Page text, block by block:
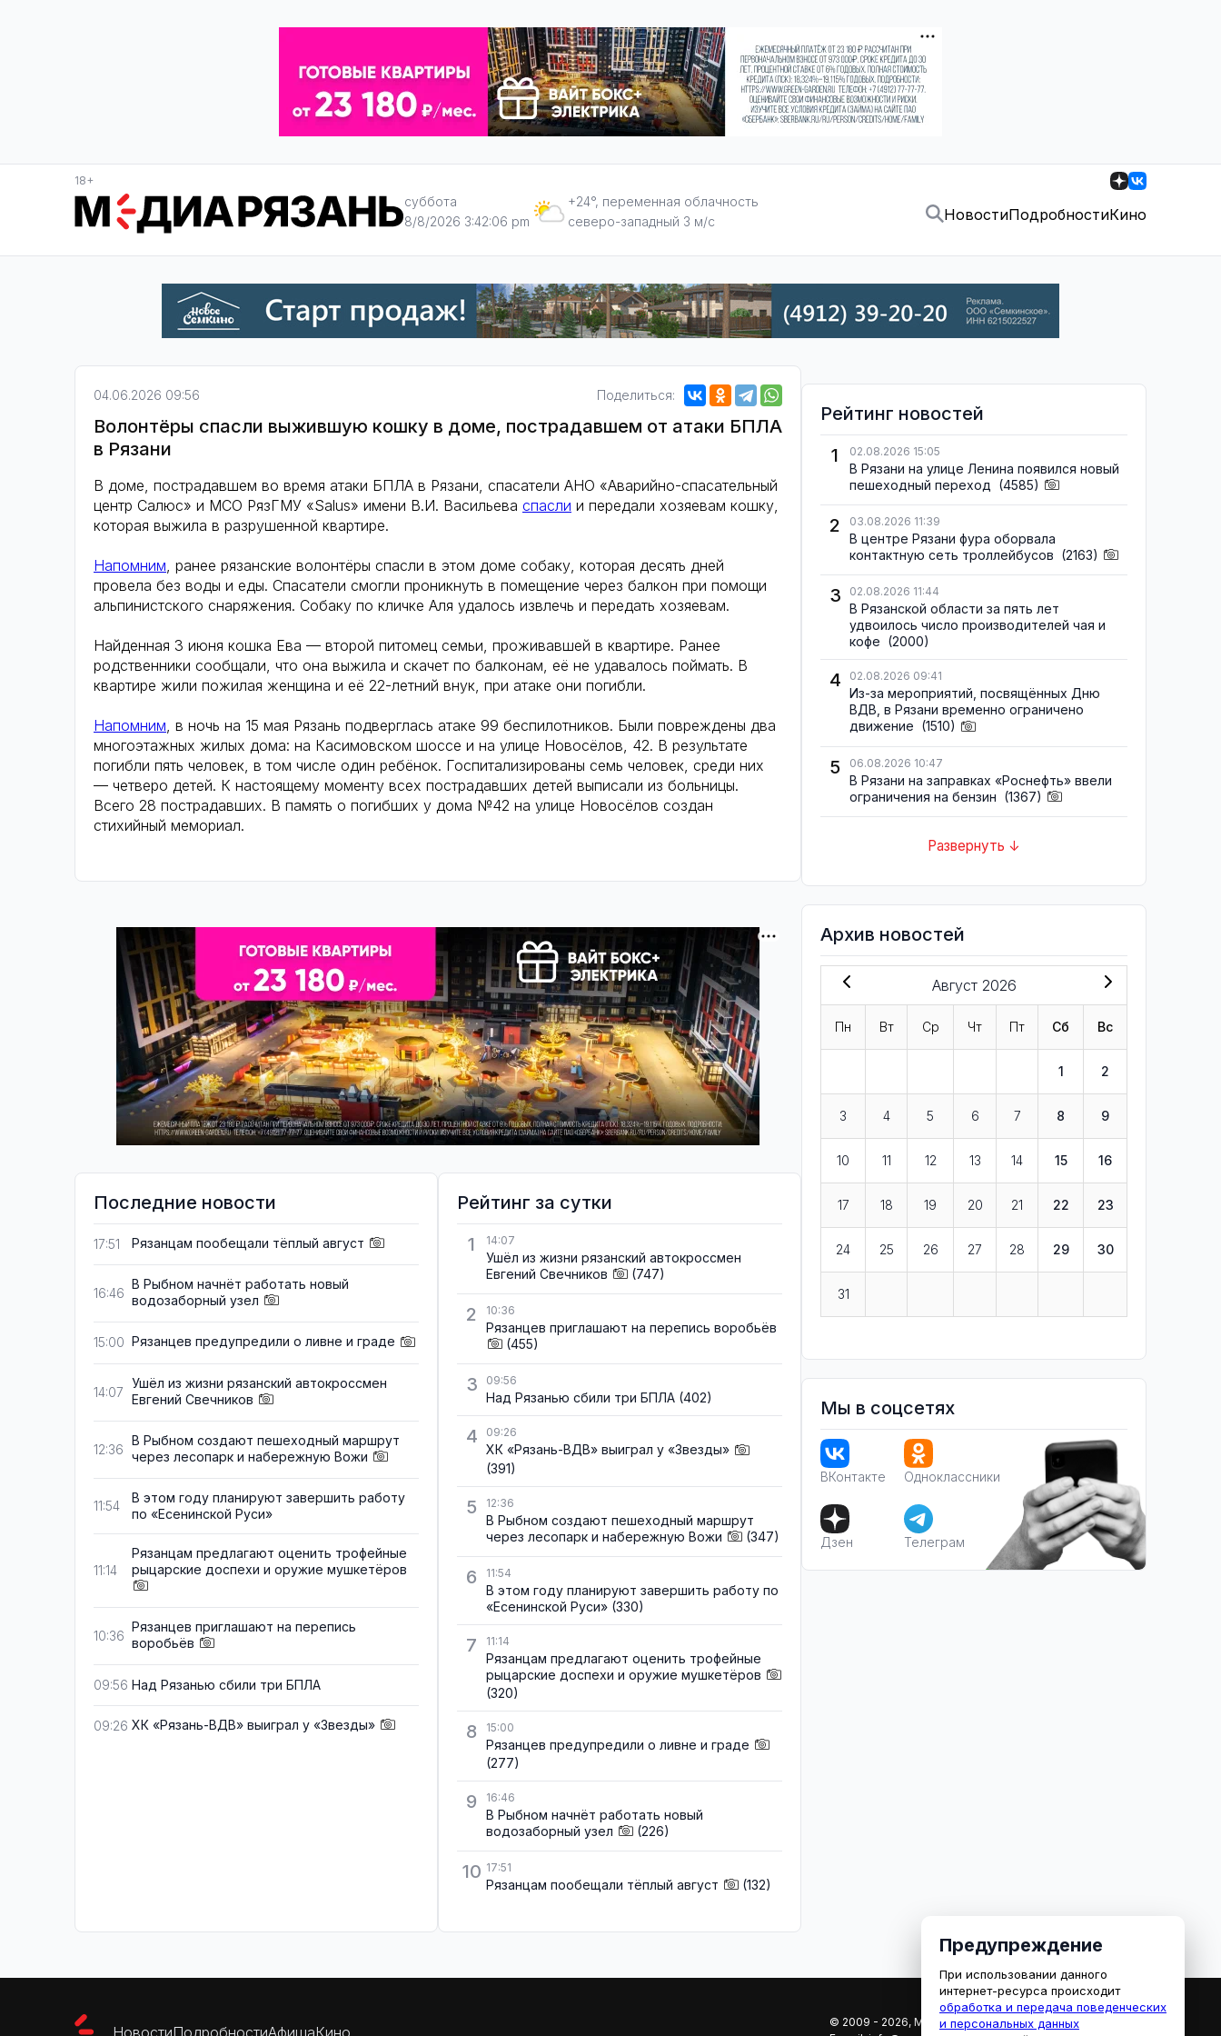
18+
суббота
8/8/2026 3:42:06 pm
+24°, переменная облачность
северо-западный 3 м/с
НовостиПодробностиКино
04.06.2026 09:56 Поделиться:
Волонтёры спасли выжившую кошку в доме, пострадавшем от атаки БПЛА
в Рязани
В доме, пострадавшем во время атаки БПЛА в Рязани, спасатели АНО «Аварийно-спасательный
центр Салюс» и МСО РязГМУ «Salus» имени В.И. Васильева спасли и передали хозяевам кошку,
которая выжила в разрушенной квартире.
Напомним, ранее рязанские волонтёры спасли в этом доме собаку, которая десять дней
провела без воды и еды. Спасатели смогли проникнуть в помещение через балкон при помощи
альпинистского снаряжения. Собаку по кличке Аля удалось извлечь и передать хозяевам.
Найденная 3 июня кошка Ева — второй питомец семьи, проживавшей в квартире. Ранее
родственники сообщали, что она выжила и скачет по балконам, еë не удавалось поймать. В
квартире жили пожилая женщина и еë 22-летний внук, при атаке они погибли.
Напомним, в ночь на 15 мая Рязань подверглась атаке 99 беспилотников. Были повреждены два
многоэтажных жилых дома: на Касимовском шоссе и на улице Новосёлов, 42. В результате
погибли пять человек, в том числе один ребёнок. Госпитализированы семь человек, среди них
— четверо детей. К настоящему моменту всех пострадавших детей выписали из больницы.
Всего 28 пострадавших. В память о погибших у дома №42 на улице Новосёлов создан
стихийный мемориал.
Последние новости
17:51 Рязанцам пообещали тёплый август
16:46
В Рыбном начнёт работать новый
водозаборный узел
15:00 Рязанцев предупредили о ливне и граде
14:07
Ушёл из жизни рязанский автокроссмен
Евгений Свечников
12:36
В Рыбном создают пешеходный маршрут
через лесопарк и набережную Вожи
11:54
В этом году планируют завершить работу
по «Есенинской Руси»
11:14
Рязанцам предлагают оценить трофейные
рыцарские доспехи и оружие мушкетёров
10:36
Рязанцев приглашают на перепись
воробьёв
09:56 Над Рязанью сбили три БПЛА
09:26 ХК «Рязань-ВДВ» выиграл у «Звезды»
Рейтинг за сутки
1
14:07
Ушёл из жизни рязанский автокроссмен
Евгений Свечников
(747)
2 10:36
Рязанцев приглашают на перепись воробьёв
(455)
3 09:56
Над Рязанью сбили три БПЛА (402)
4 09:26
ХК «Рязань-ВДВ» выиграл у «Звезды»
(391)
5 12:36
В Рыбном создают пешеходный маршрут
через лесопарк и набережную Вожи
(347)
6 11:54
В этом году планируют завершить работу по
«Есенинской Руси» (330)
7 11:14
Рязанцам предлагают оценить трофейные
рыцарские доспехи и оружие мушкетёров
(320)
8 15:00
Рязанцев предупредили о ливне и граде
(277)
9 16:46
В Рыбном начнёт работать новый
водозаборный узел
(226)
10 17:51
Рязанцам пообещали тёплый август (132)
Рейтинг новостей
1
02.08.2026 15:05
В Рязани на улице Ленина появился новый
пешеходный переход (4585)
2 03.08.2026 11:39
В центре Рязани фура оборвала
контактную сеть троллейбусов (2163)
3 02.08.2026 11:44
В Рязанской области за пять лет
удвоилось число производителей чая и
кофе (2000)
4 02.08.2026 09:41
Из-за мероприятий, посвящённых Дню
ВДВ, в Рязани временно ограничено
движение (1510)
5 06.08.2026 10:47
В Рязани на заправках «Роснефть» ввели
ограничения на бензин (1367)
Развернуть ↓
Архив новостей
Август 2026
Пн Вт Ср Чт Пт Сб Вс
1 2
3 4 5 6 7 8 9
10 11 12 13 14 15 16
17 18 19 20 21 22 23
24 25 26 27 28 29 30
31
Мы в соцсетях
ВКонтакте Одноклассники
Дзен Телеграм
© 2009 - 2026, МЕДИАРЯЗАНЬ
Предупреждение
При использовании данного
интернет-ресурса происходит
обработка и передача поведенческих
и персональных данных